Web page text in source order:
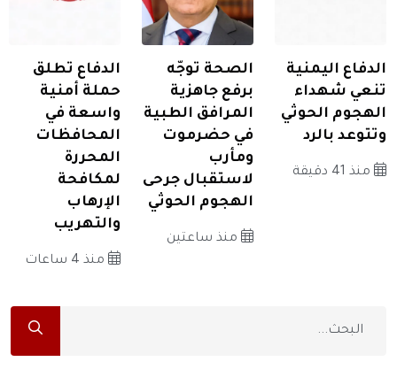
الدفاع اليمنية
تنعي شهداء
الهجوم الحوثي
وتتوعد بالرد
منذ 41 دقيقة
الصحة توجّه
برفع جاهزية
المرافق الطبية
في حضرموت
ومأرب
لاستقبال جرحى
الهجوم الحوثي
منذ ساعتين
الدفاع تطلق
حملة أمنية
واسعة في
المحافظات
المحررة
لمكافحة
الإرهاب
والتهريب
منذ 4 ساعات